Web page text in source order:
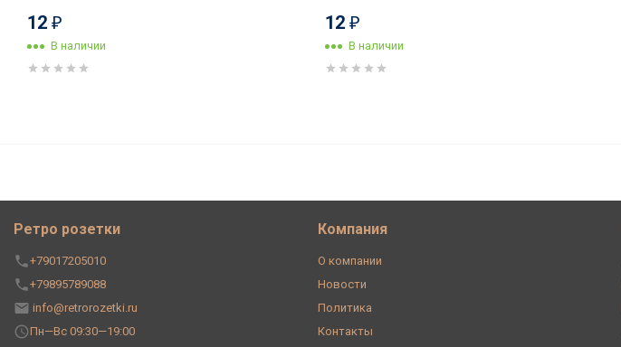
12 ₽
В наличии
12 ₽
В наличии
Ретро розетки
+79017205010
+79895789088
info@retrorozetki.ru
Пн—Вс 09:30—19:00
Компания
О компании
Новости
Политика
Контакты